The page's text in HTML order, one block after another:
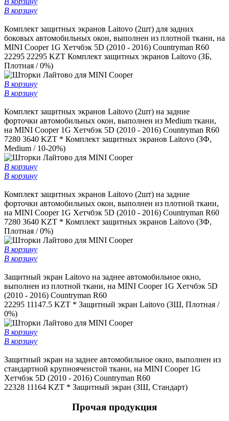
В корзину
Комплект защитных экранов Laitovo (2шт) для задних
боковых автомобильных окон, выполнен из плотной ткани, на
MINI Cooper 1G Хетчбэк 5D (2010 - 2016) Countryman R60
22295 22295 KZT Комплект защитных экранов Laitovo (ЗБ,
Плотная / 0%)
В корзину
В корзину
Комплект защитных экранов Laitovo (2шт) на задние
форточки автомобильных окон, выполнен из Medium ткани,
на MINI Cooper 1G Хетчбэк 5D (2010 - 2016) Countryman R60
7280 3640 KZT * Комплект защитных экранов Laitovo (ЗФ,
Medium / 10-20%)
В корзину
В корзину
Комплект защитных экранов Laitovo (2шт) на задние
форточки автомобильных окон, выполнен из плотной ткани,
на MINI Cooper 1G Хетчбэк 5D (2010 - 2016) Countryman R60
7280 3640 KZT * Комплект защитных экранов Laitovo (ЗФ,
Плотная / 0%)
В корзину
В корзину
Защитный экран Laitovo на заднее автомобильное окно,
выполнен из плотной ткани, на MINI Cooper 1G Хетчбэк 5D
(2010 - 2016) Countryman R60
22295 11147.5 KZT * Защитный экран Laitovo (ЗШ, Плотная /
0%)
В корзину
В корзину
Защитный экран на заднее автомобильное окно, выполнен из
стандартной крупноячеистой ткани, на MINI Cooper 1G
Хетчбэк 5D (2010 - 2016) Countryman R60
22328 11164 KZT * Защитный экран (ЗШ, Стандарт)
Прочая продукция